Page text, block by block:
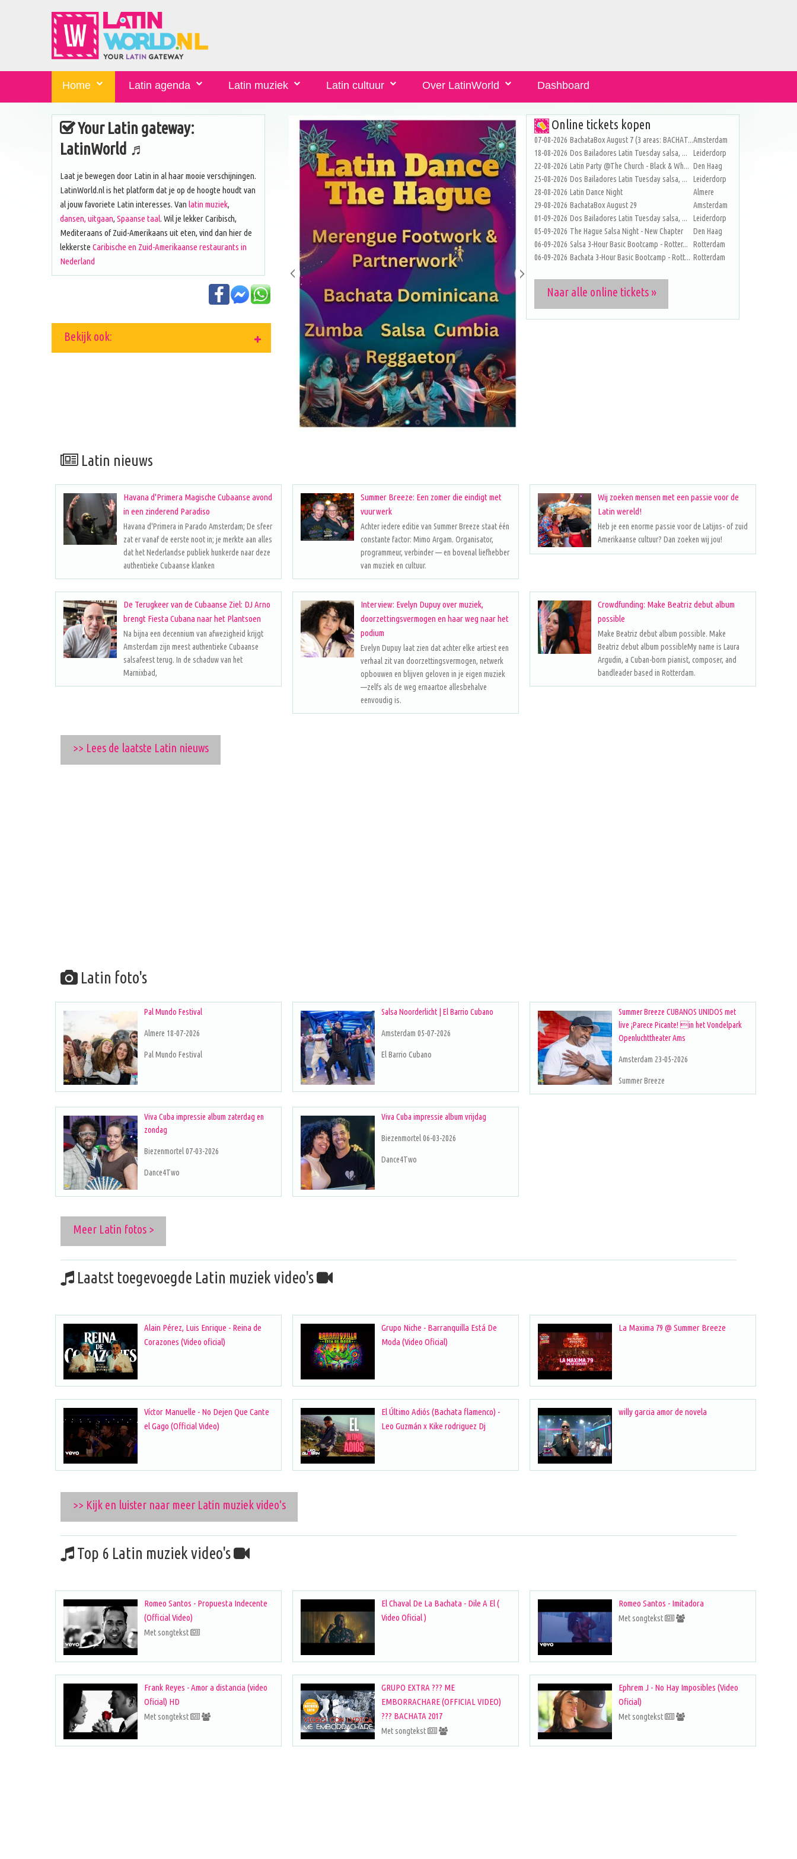
Home Latin agenda Latin muziek Latin cultuur Over LatinWorld Dashboard
Your Latin gateway:
LatinWorld ♬
Laat je bewegen door Latin in al haar mooie verschijningen.
LatinWorld.nl is het platform dat je op de hoogte houdt van
al jouw favoriete Latin interesses. Van latin muziek,
dansen, uitgaan, Spaanse taal. Wil je lekker Caribisch,
Mediteraans of Zuid-Amerikaans uit eten, vind dan hier de
lekkerste Caribische en Zuid-Amerikaanse restaurants in
Nederland
Bekijk ook:
Online tickets kopen
07-08-2026 BachataBox August 7 (3 areas: BACHAT...Amsterdam
18-08-2026 Dos Bailadores Latin Tuesday salsa, ...
Leiderdorp
22-08-2026 Latin Party @The Church - Black & Wh... Den Haag
25-08-2026 Dos Bailadores Latin Tuesday salsa, ...
Leiderdorp
28-08-2026 Latin Dance Night
Almere
29-08-2026 BachataBox August 29
Amsterdam
01-09-2026 Dos Bailadores Latin Tuesday salsa, ...
Leiderdorp
05-09-2026 The Hague Salsa Night - New Chapter
Den Haag
06-09-2026 Salsa 3-Hour Basic Bootcamp - Rotter...
Rotterdam
06-09-2026 Bachata 3-Hour Basic Bootcamp - Rott... Rotterdam
Naar alle online tickets »
Latin nieuws
Havana d'Primera Magische Cubaanse avond
in een zinderend Paradiso
Havana d'Primera in Parado Amsterdam; De sfeer
zat er vanaf de eerste noot in; je merkte aan alles
dat het Nederlandse publiek hunkerde naar deze
authentieke Cubaanse klanken
Summer Breeze: Een zomer die eindigt met
vuurwerk
Achter iedere editie van Summer Breeze staat één
constante factor: Mimo Argam. Organisator,
programmeur, verbinder — en bovenal liefhebber
van muziek en cultuur.
Wij zoeken mensen met een passie voor de
Latin wereld!
Heb je een enorme passie voor de Latijns- of zuid
Amerikaanse cultuur? Dan zoeken wij jou!
De Terugkeer van de Cubaanse Ziel: DJ Arno
brengt Fiesta Cubana naar het Plantsoen
Na bijna een decennium van afwezigheid krijgt
Amsterdam zijn meest authentieke Cubaanse
salsafeest terug. In de schaduw van het
Marnixbad,
Interview: Evelyn Dupuy over muziek,
doorzettingsvermogen en haar weg naar het
podium
Evelyn Dupuy laat zien dat achter elke artiest een
verhaal zit van doorzettingsvermogen, netwerk
opbouwen en blijven geloven in je eigen muziek
—zelfs als de weg ernaartoe allesbehalve
eenvoudig is.
Crowdfunding: Make Beatriz debut album
possible
Make Beatriz debut album possible. Make
Beatriz debut album possibleMy name is Laura
Argudin, a Cuban-born pianist, composer, and
bandleader based in Rotterdam.
>> Lees de laatste Latin nieuws
Latin foto's
Pal Mundo Festival
Almere 18-07-2026
Pal Mundo Festival
Salsa Noorderlicht | El Barrio Cubano
Amsterdam 05-07-2026
El Barrio Cubano
Summer Breeze CUBANOS UNIDOS met
live ¡Parece Picante! in het Vondelpark
Openluchttheater Ams
Amsterdam 23-05-2026
Summer Breeze
Viva Cuba impressie album zaterdag en
zondag
Biezenmortel 07-03-2026
Dance4Two
Viva Cuba impressie album vrijdag
Biezenmortel 06-03-2026
Dance4Two
Meer Latin fotos >
Laatst toegevoegde Latin muziek video's
Alain Pérez, Luis Enrique - Reina de
Corazones (Video oficial)
Grupo Niche - Barranquilla Está De
Moda (Video Oficial)
La Maxima 79 @ Summer Breeze
Víctor Manuelle - No Dejen Que Cante
el Gago (Official Video)
El Último Adiós (Bachata flamenco) -
Leo Guzmán x Kike rodriguez Dj
willy garcia amor de novela
>> Kijk en luister naar meer Latin muziek video's
Top 6 Latin muziek video's
Romeo Santos - Propuesta Indecente
(Official Video)
Met songtekst
El Chaval De La Bachata - Dile A El (
Video Oficial )
Romeo Santos - Imitadora
Met songtekst
Frank Reyes - Amor a distancia (video
Oficial) HD
Met songtekst
GRUPO EXTRA ??? ME
EMBORRACHARE (OFFICIAL VIDEO)
??? BACHATA 2017
Met songtekst
Ephrem J - No Hay Imposibles (Video
Oficial)
Met songtekst